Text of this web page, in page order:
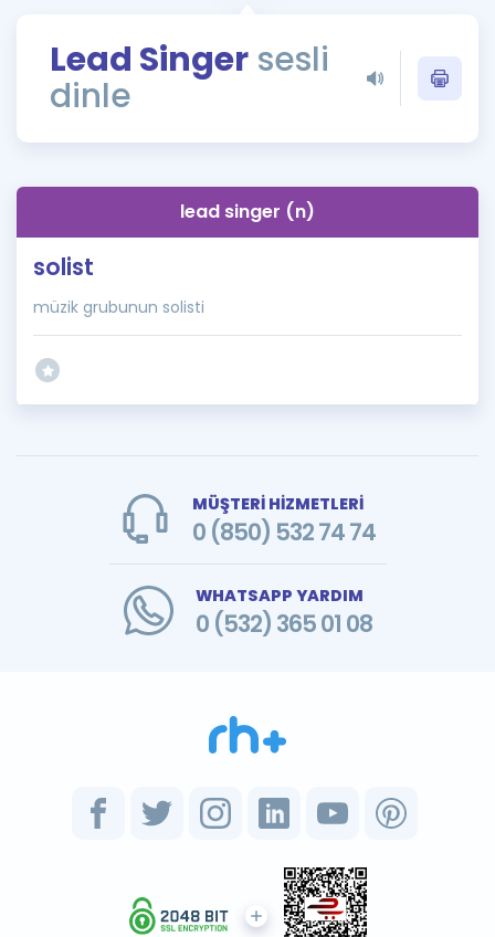
ÖSYM Sınav Takvimi
Kampanyalar
İngilizce Gramer
Lead Singer sesli
dinle
lead singer (n)
solist
müzik grubunun solisti
MÜŞTERİ HİZMETLERİ
0 (850) 532 74 74
WHATSAPP YARDIM
0 (532) 365 01 08